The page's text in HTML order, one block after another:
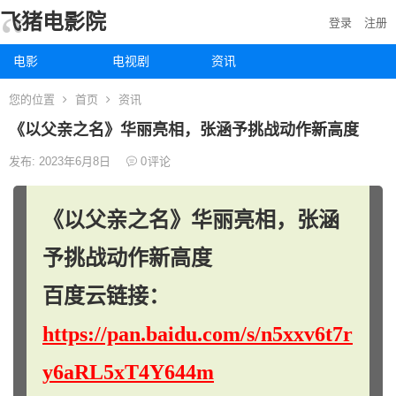
飞猪电影院
电影 电视剧 资讯
登录 注册
您的位置 首页 资讯
《以父亲之名》华丽亮相，张涵予挑战动作新高度
发布: 2023年6月8日 0评论
《以父亲之名》华丽亮相，张涵
予挑战动作新高度
百度云链接：
https://pan.baidu.com/s/n5xxv6t7r
y6aRL5xT4Y644m